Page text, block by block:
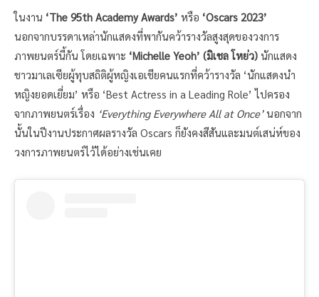
ในงาน ‘The 95th Academy Awards’ หรือ ‘Oscars 2023’
นอกจากบรรดาเหล่านักแสดงที่พากันคว้ารางวัลสูงสุดของวงการ
ภาพยนตร์นี้กัน โดยเฉพาะ ‘Michelle Yeoh’ (มิเชล โหย่ว) นักแสดง
ชาวมาเลเซียผู้ทุบสถิติผู้หญิงเอเชียคนแรกที่คว้ารางวัล ‘นักแสดงนำ
หญิงยอดเยี่ยม’ หรือ ‘Best Actress in a Leading Role’ ไปครอง
จากภาพยนตร์เรื่อง ‘Everything Everywhere All at Once’นอกจาก
นั้นในปีงานประกาศผลรางวัล Oscars ก็ยังคงสีสันและมนต์เสน่ห์ของ
วงการภาพยนตร์ไว้ได้อย่างเช่นเคย